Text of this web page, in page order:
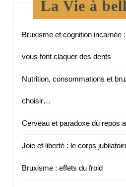
La Vie à
Bruxisme et cognition incarnée
vous font claquer des dents
Nutrition, consommations et
choisir…
Cerveau et paradoxe du repos
Joie et liberté : le corps
Bruxisme : effets du froid